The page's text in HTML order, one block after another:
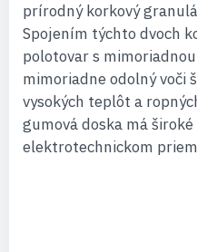
prírodný korkový
Spojením týchto dvoch
polotovar s
mimoriadne odolný voči
vysokých teplôt a
gumová doska má
elektrotechnickom